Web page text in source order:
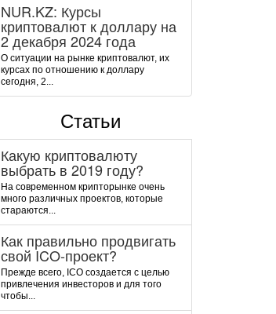
NUR.KZ: Курсы
криптовалют к доллару на
2 декабря 2024 года
О ситуации на рынке криптовалют, их
курсах по отношению к доллару
сегодня, 2...
Статьи
Какую криптовалюту
выбрать в 2019 году?
На современном крипторынке очень
много различных проектов, которые
стараются...
Как правильно продвигать
свой ICO-проект?
Прежде всего, ICO создается с целью
привлечения инвесторов и для того
чтобы...